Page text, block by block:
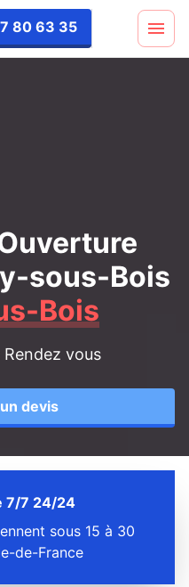
80 63 35
sous-Bois
Bois
vous
devis
7/7 24/24
sous 15 à 30
de-France